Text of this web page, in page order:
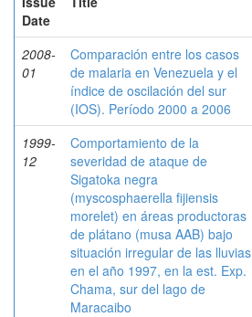
Date
2008-
01
Comparación entre los casos
de malaria en Venezuela y el
índice de oscilación del sur
(IOS). Período 2000 a 2006
1999-
12
Comportamiento de la
severidad de ataque de
Sigatoka negra
(myscosphaerella fijiensis
morelet) en áreas productoras
de plátano (musa AAB) bajo
situación irregular de las lluvias
en el año 1997, en la est. Exp.
Chama, sur del lago de
Maracaibo